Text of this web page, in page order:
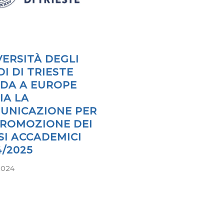
DEGLI
DI TRIESTE
A EUROPE
LA
PER
DEI
ACCADEMICI
2025